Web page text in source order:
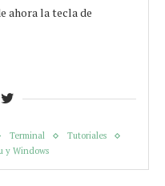
ahora la tecla de
Terminal
Tutoriales
y Windows